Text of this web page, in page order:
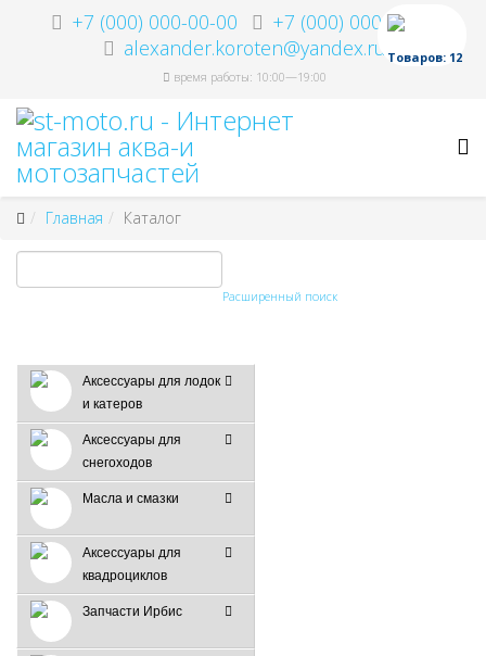
+7 (000) 000-00-00
+7 (000) 000-00-00
alexander.koroten@yandex.ru
время работы: 10:00—19:00
Товаров: 12
Главная Каталог
Расширенный поиск
Аксессуары для лодок
и катеров
Аксессуары для
снегоходов
Масла и смазки
Аксессуары для
квадроциклов
Запчасти Ирбис